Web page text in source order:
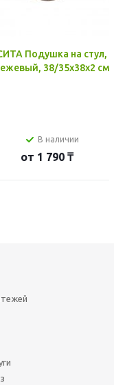
Подушка на стул,
38/35x38x2 см
В наличии
от 1 790 ₸